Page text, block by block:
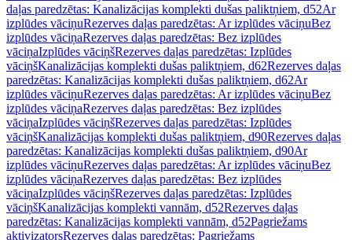
daļas paredzētas: Kanalizācijas komplekti dušas paliktņiem, d52Ar
izplūdes vāciņuRezerves daļas paredzētas: Ar izplūdes vāciņuBez
izplūdes vāciņaRezerves daļas paredzētas: Bez izplūdes
vāciņaIzplūdes vāciņšRezerves daļas paredzētas: Izplūdes
vāciņšKanalizācijas komplekti dušas paliktņiem, d62Rezerves daļas
paredzētas: Kanalizācijas komplekti dušas paliktņiem, d62Ar
izplūdes vāciņuRezerves daļas paredzētas: Ar izplūdes vāciņuBez
izplūdes vāciņaRezerves daļas paredzētas: Bez izplūdes
vāciņaIzplūdes vāciņšRezerves daļas paredzētas: Izplūdes
vāciņšKanalizācijas komplekti dušas paliktņiem, d90Rezerves daļas
paredzētas: Kanalizācijas komplekti dušas paliktņiem, d90Ar
izplūdes vāciņuRezerves daļas paredzētas: Ar izplūdes vāciņuBez
izplūdes vāciņaRezerves daļas paredzētas: Bez izplūdes
vāciņaIzplūdes vāciņšRezerves daļas paredzētas: Izplūdes
vāciņšKanalizācijas komplekti vannām, d52Rezerves daļas
paredzētas: Kanalizācijas komplekti vannām, d52Pagriežams
aktivizatorsRezerves daļas paredzētas: Pagriežams